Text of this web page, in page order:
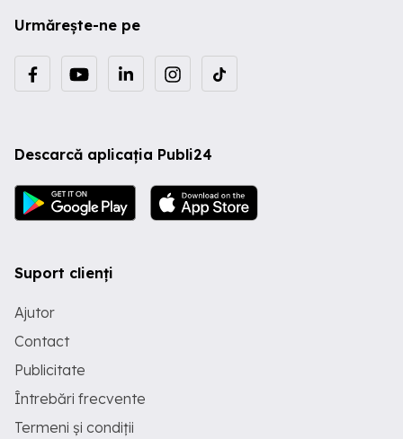
Urmărește-ne pe
Descarcă aplicația Publi24
Suport clienți
Ajutor
Contact
Publicitate
Întrebări frecvente
Termeni și condiții